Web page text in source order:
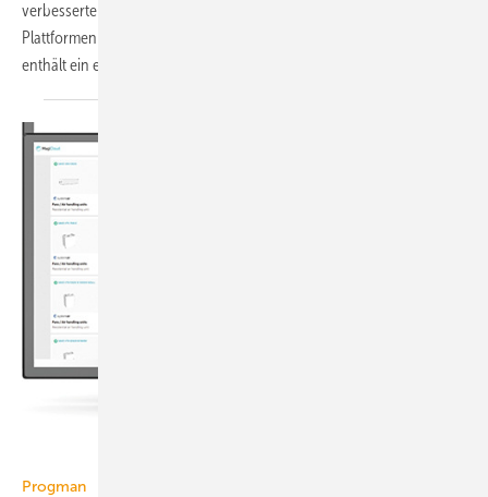
verbesserte Arbeitsabläufe und unterstützt die aktuellen Autodesk-
Plattformen Revit 2019 und AutoCAD 2019. MagiCAD 2019 für Revit
enthält ein eigenes...
Progman